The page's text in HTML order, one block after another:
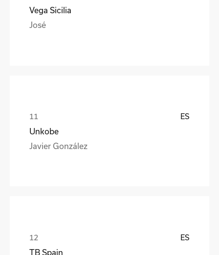
Vega Sicilia
José
ES
Unkobe
Javier González
ES
TB Spain